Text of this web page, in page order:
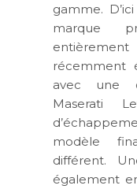
gamme.
marque
entièrement
récemment
avec une
Maserati
modèle
différent.
également